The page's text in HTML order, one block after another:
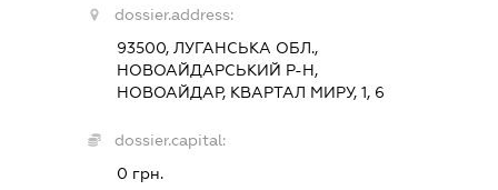
dossier.address:
93500, ЛУГАНСЬКА ОБЛ.,
НОВОАЙДАРСЬКИЙ Р-Н,
НОВОАЙДАР, КВАРТАЛ МИРУ, 1, 6
dossier.capital:
0 грн.